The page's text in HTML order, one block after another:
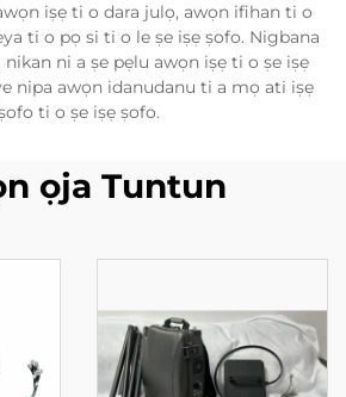
iṣẹ ti o dara julọ, awọn ifihan ti o
ti o pọ si ti o le ṣe iṣẹ ṣofo. Nigbana
ni a ṣe pẹlu awọn iṣẹ ti o ṣe iṣẹ
nipa awọn idanudanu ti a mọ ati iṣẹ
ti o ṣe iṣẹ ṣofo.
ọja Tuntun